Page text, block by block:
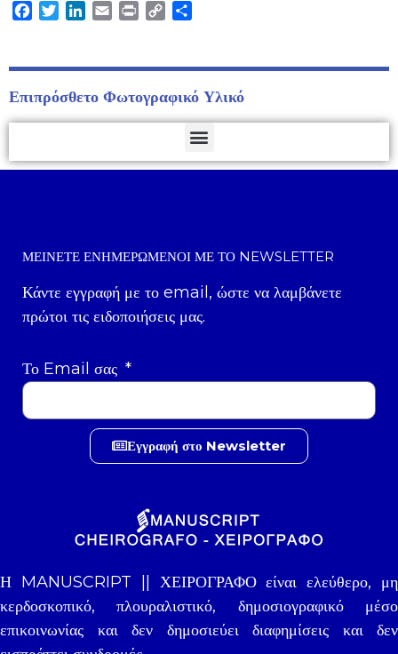
Facebook
TwitterLinkedIn
EmailPrint Copy
Επιπρόσθετο Φωτογραφικό Υλικό
ΜΕΊΝΕΤΕ ΕΝΗΜΕΡΩΜΈΝΟΙ ΜΕ ΤΟ NEWSLETTER
Κάντε εγγραφή με το email, ώστε να λαμβάνετε
πρώτοι τις ειδοποιήσεις μας.
Το Email σας
Εγγραφή στο Newsletter
Η MANUSCRIPT || ΧΕΙΡΟΓΡΑΦΟ είναι ελεύθερο, μη
κερδοσκοπικό, πλουραλιστικό, δημοσιογραφικό μέσο
επικοινωνίας και δεν δημοσιεύει διαφημίσεις και δεν